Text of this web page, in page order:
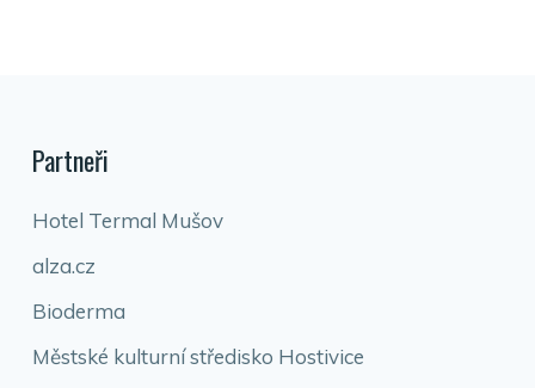
Partneři
Hotel Termal Mušov
alza.cz
Bioderma
Městské kulturní středisko Hostivice